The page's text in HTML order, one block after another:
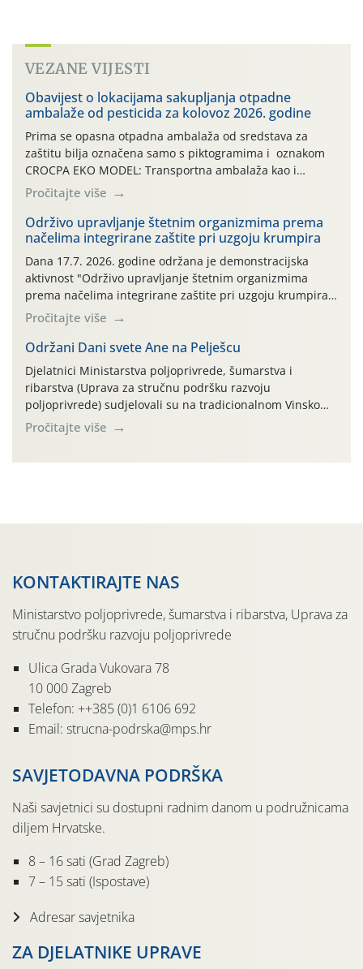
VEZANE VIJESTI
Obavijest o lokacijama sakupljanja otpadne
ambalaže od pesticida za kolovoz 2026. godine
Prima se opasna otpadna ambalaža od sredstava za
zaštitu bilja označena samo s piktogramima i oznakom
CROCPA EKO MODEL: Transportna ambalaža kao i
ambalaža drugih proizvoda koji nisu sredstva za zaštitu
bilja (npr. ambalaža od mineralnih gnojiva,) se ne
prihvaća. Korisnicima je osiguran besplatni povrat
prazne ambalaže isključivo ovih tvrtki: AGROCHEM-MAKS,
AGRONOM, ALBAUGH TKI* (PINUS […]
Pročitajte više
Održivo upravljanje štetnim organizmima prema
načelima integrirane zaštite pri uzgoju krumpira
Dana 17.7. 2026. godine održana je demonstracijska
aktivnost "Održivo upravljanje štetnim organizmima
prema načelima integrirane zaštite pri uzgoju krumpira"
na pokusnom polju "Poredje", kraj naselja Belica (ARKOD
parcela ID 2445031) (središnji dio Međimurske županije).
Pročitajte više
Održani Dani svete Ane na Pelješcu
Djelatnici Ministarstva poljoprivrede, šumarstva i
ribarstva (Uprava za stručnu podršku razvoju
poljoprivrede) sudjelovali su na tradicionalnom Vinskom
forumu, održanom 24.07.2026. godine u Domu vinarske
tradicije u Putnikovićima na poluotoku Pelješcu, u
Pročitajte više
KONTAKTIRAJTE NAS
Ministarstvo poljoprivrede, šumarstva i ribarstva, Uprava za
stručnu podršku razvoju poljoprivrede
Ulica Grada Vukovara 78
10 000 Zagreb
Telefon: ++385 (0)1 6106 692
Email: strucna-podrska@mps.hr
SAVJETODAVNA PODRŠKA
Naši savjetnici su dostupni radnim danom u podružnicama
diljem Hrvatske.
8 – 16 sati (Grad Zagreb)
7 – 15 sati (Ispostave)
Adresar savjetnika
ZA DJELATNIKE UPRAVE